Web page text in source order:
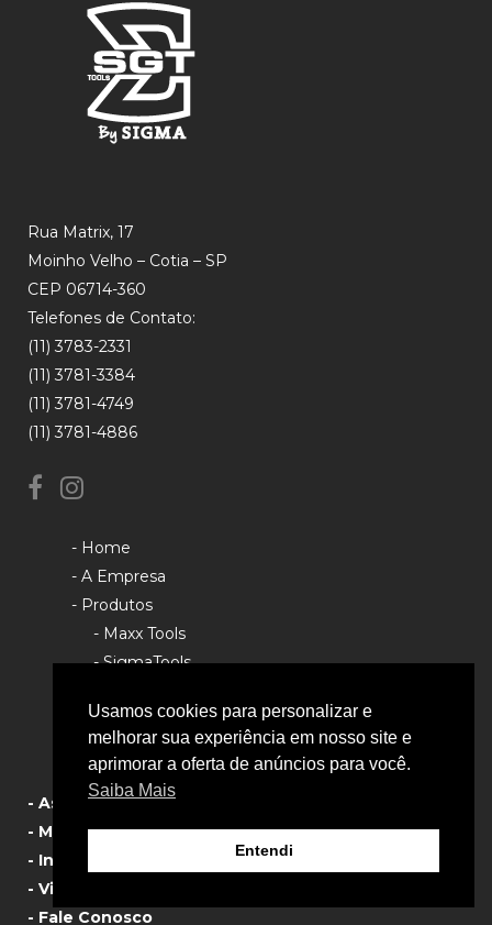
Rua Matrix, 17
Moinho Velho – Cotia – SP
CEP 06714-360
Telefones de Contato:
(11) 3783-2331
(11) 3781-3384
(11) 3781-4749
(11) 3781-4886
- Home
- A Empresa
- Produtos
- Maxx Tools
- SigmaTools
- Política de Privacidade
- Assistência Técnica
- Manual de Produtos
- Informativos
- Vista Explodida
- Fale Conosco
Usamos cookies para personalizar e
melhorar sua experiência em nosso site e
aprimorar a oferta de anúncios para você.
Saiba Mais
Entendi